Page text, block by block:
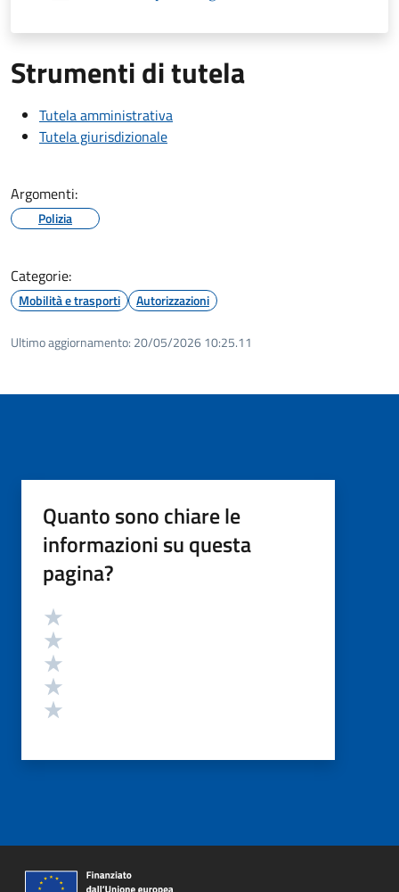
Strumenti di tutela
Tutela amministrativa
Tutela giurisdizionale
Argomenti:
Polizia
Categorie:
Mobilità e trasporti Autorizzazioni
Ultimo aggiornamento: 20/05/2026 10:25.11
Quanto sono chiare le
informazioni su questa
pagina?
Valutazione